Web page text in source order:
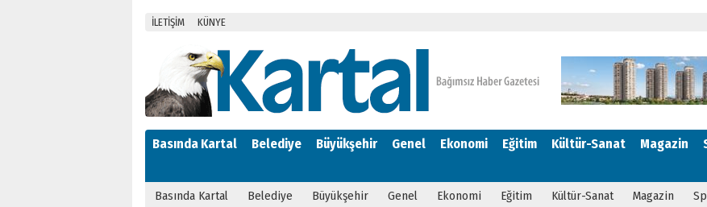
İLETİŞİM KÜNYE
Basında Kartal Belediye Büyükşehir Genel Ekonomi Eğitim Kültür-Sanat Magazin
Basında Kartal Belediye Büyükşehir Genel Ekonomi Eğitim Kültür-Sanat Magazin